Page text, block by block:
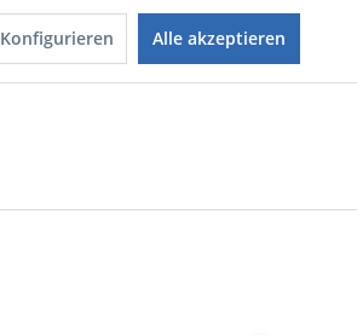
Konfigurieren Alle akzeptieren